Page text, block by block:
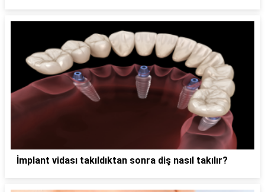
İmplant vidası takıldıktan sonra diş nasıl takılır?